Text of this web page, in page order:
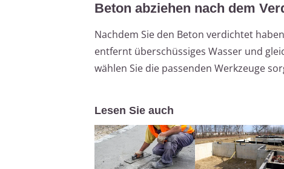
Beton abziehen nach dem
Nachdem Sie den Beton verdichtet
entfernt überschüssiges Wasser und
wählen Sie die passenden Werkzeuge
Lesen Sie auch